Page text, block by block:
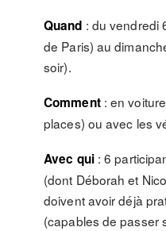
Quand : du vendredi
de Paris) au
soir).
Comment: en
places) ou avec les
Avec qui: 6
(dont Déborah et
doivent avoir déjà
(capables de passer